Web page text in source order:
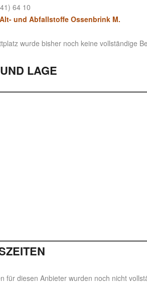
64 10
und Abfallstoffe Ossenbrink M.
wurde bisher noch keine vollständige
LAGE
für diesen Anbieter wurden noch nicht